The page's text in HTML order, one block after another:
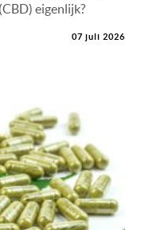
eigenlijk?
07 juli 2026